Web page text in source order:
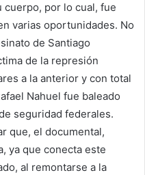
por lo cual, fue
varias oportunidades. No
de Santiago
de la represión
a la anterior y con total
Nahuel fue baleado
seguridad federales.
que, el documental,
ya que conecta este
al remontarse a la